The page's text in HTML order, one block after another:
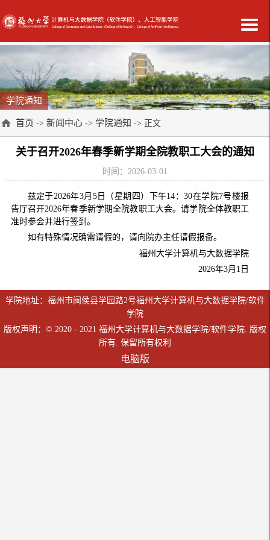
学院通知
首页 -> 新闻中心 -> 学院通知 -> 正文
关于召开2026年春季新学期全院教职工大会的通知
时间：2026-03-01
兹定于2026年3月5日（星期四）下午14：30在学院7号楼报
告厅召开2026年春季新学期全院教职工大会。请学院全体教职工
准时参会并进行签到。
如有特殊情况确需请假的，请向院办主任请假报备。
福州大学计算机与大数据学院
2026年3月1日
学院地址：福州市闽侯县学园路2号福州大学计算机与大数据学院/软件
学院
版权声明：© 2020 - 2021 福州大学计算机与大数据学院/软件学院. 版权
所有. 保留所有权利
电脑版